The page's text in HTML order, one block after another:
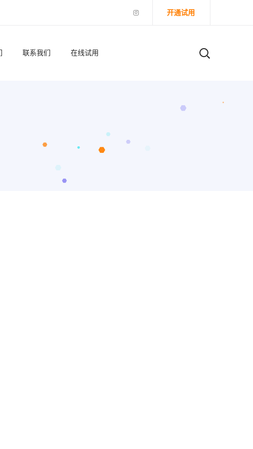
开通试用
联系我们 在线试用